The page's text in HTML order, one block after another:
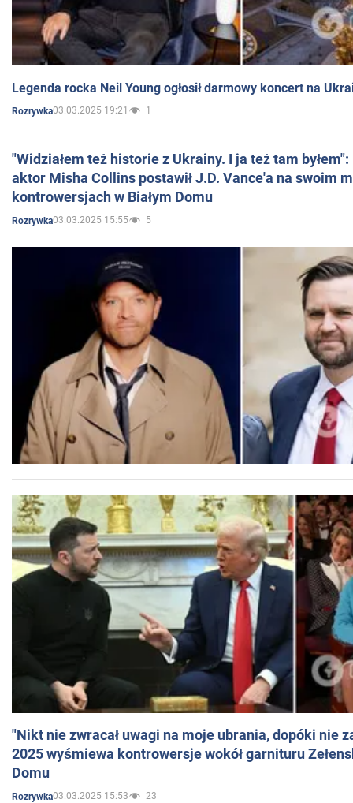
Legenda rocka Neil Young ogłosił darmowy koncert na
Rozrywka03.03.2025 19:21 1
"Widziałem też historie z Ukrainy. I ja też tam
aktor Misha Collins postawił J.D. Vance'a na swoim
kontrowersjach w Białym Domu
Rozrywka03.03.2025 15:55 5
"Nikt nie zwracał uwagi na moje ubrania, dopóki nie
2025 wyśmiewa kontrowersje wokół garnituru
Domu
Rozrywka03.03.2025 15:53 23